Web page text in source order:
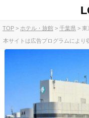
TOP ホテル・旅館 千葉県 東
本サイトは広告プログラムにより